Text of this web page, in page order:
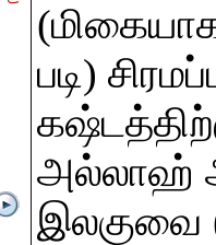
படி)
அல்லாஹ்
இலகுவை